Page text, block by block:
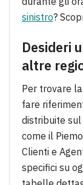
sinistro?
Desideri
altre
Per trovare la
fare
distribuite sul
come il
Clienti e
specifici su